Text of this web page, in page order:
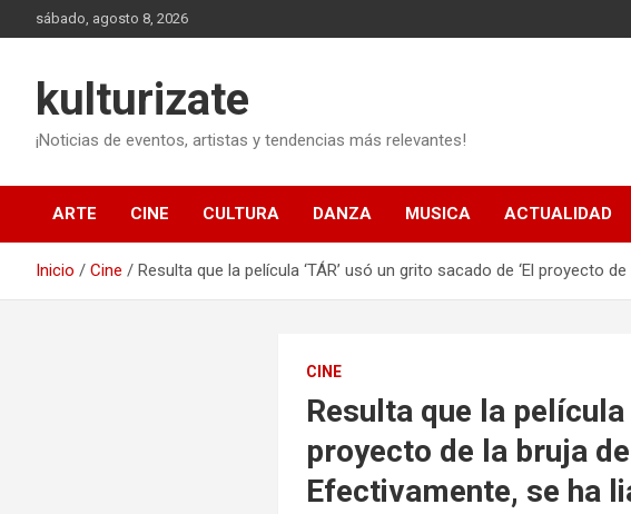
al
sábado, agosto 8, 2026
kulturizate
¡Noticias de eventos, artistas y tendencias más relevantes!
ARTE CINE CULTURA DANZA MUSICA ACTUALIDAD
Inicio Cine Resulta que la película ‘TÁR’ usó un grito sacado de ‘El proyecto
CINE
Resulta que la película
proyecto de la bruja
Efectivamente, se ha